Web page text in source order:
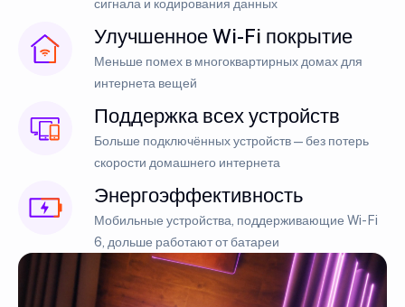
сигнала и кодирования данных
Улучшенное Wi-Fi покрытие
Меньше помех в многоквартирных домах для
интернета вещей
Поддержка всех устройств
Больше подключённых устройств — без потерь
скорости домашнего интернета
Энергоэффективность
Мобильные устройства, поддерживающие Wi-Fi
6, дольше работают от батареи